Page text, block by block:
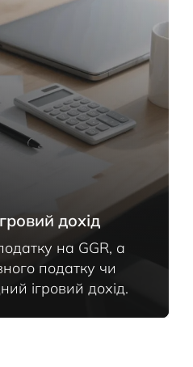
дохід
на GGR, а
податку чи
ігровий дохід.